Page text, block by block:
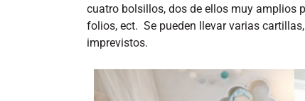
cuatro bolsillos, dos de ellos muy amplios
folios, ect. Se pueden llevar varias
imprevistos.